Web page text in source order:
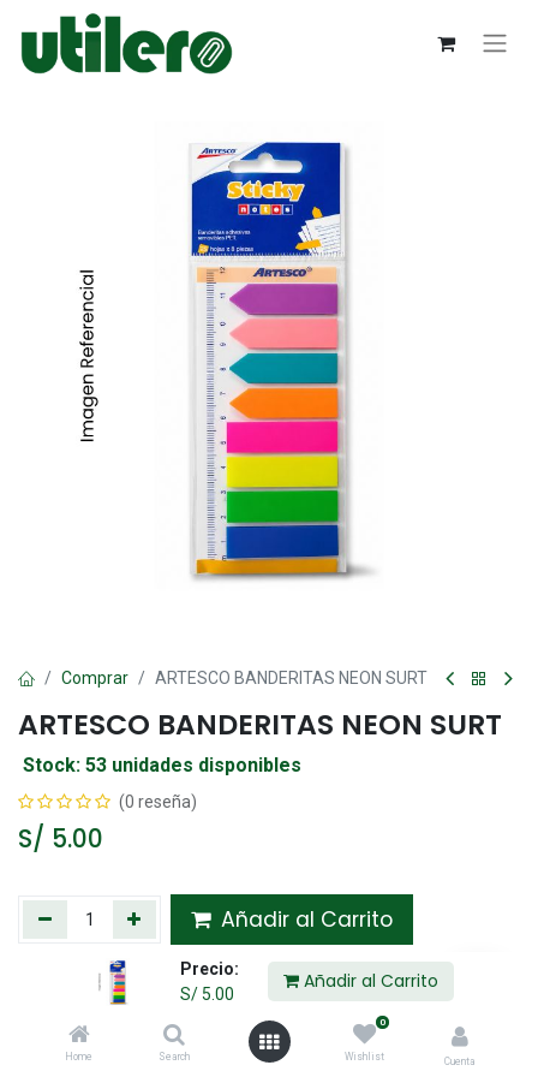
Precio:
S/ 5.00
Añadir al Carrito
Home Search
0
Wishlist Cuenta
Comprar ARTESCO BANDERITAS NEON SURT
ARTESCO BANDERITAS NEON SURT
Stock: 53 unidades disponibles
(0 reseña)
S/ 5.00
Añadir al Carrito
Agregar a la lista de deseos
Compartir :